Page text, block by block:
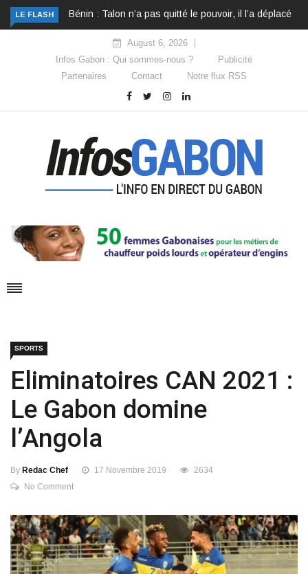
LE FLASH Bénin : Talon n’a pas quitté le pouvoir, il l’a déplacé
August 6, 2026
Infos Gabon : Qui sommes-nous ?
Publicité
Partenaires
Contact Notre flux RSS
SPORTS
Eliminatoires CAN 2021 :
Le Gabon domine
l’Angola
By Redac Chef 17 Novembre 2019
2634
No Comment